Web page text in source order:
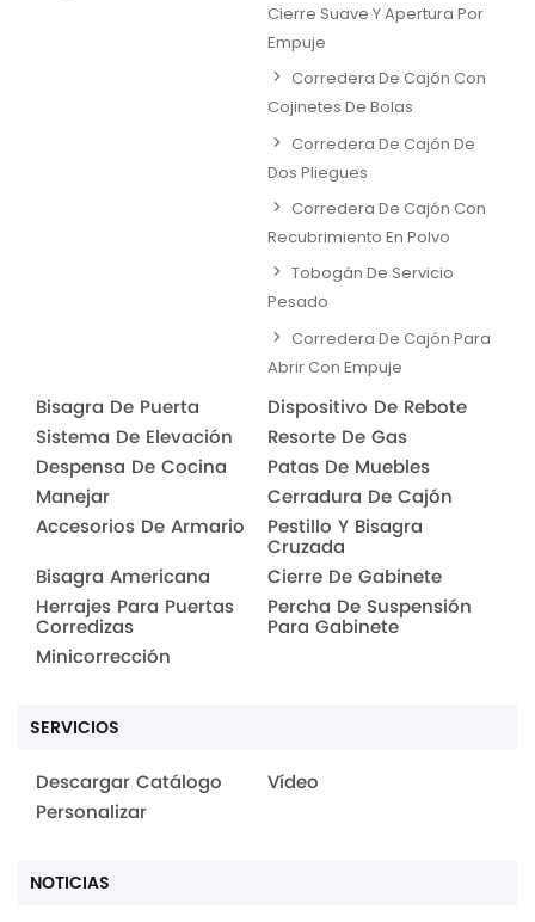
Cierre Suave Y Apertura Por
Empuje
Corredera De Cajón Con
Cojinetes De Bolas
Corredera De Cajón De
Dos Pliegues
Corredera De Cajón Con
Recubrimiento En Polvo
Tobogán De Servicio
Pesado
Corredera De Cajón Para
Abrir Con Empuje
Bisagra De Puerta
Dispositivo De Rebote
Sistema De Elevación
Resorte De Gas
Despensa De Cocina
Patas De Muebles
Manejar
Cerradura De Cajón
Accesorios De Armario
Pestillo Y Bisagra
Cruzada
Bisagra Americana
Cierre De Gabinete
Herrajes Para Puertas
Corredizas
Percha De Suspensión
Para Gabinete
Minicorrección
SERVICIOS
Descargar Catálogo
Vídeo
Personalizar
NOTICIAS